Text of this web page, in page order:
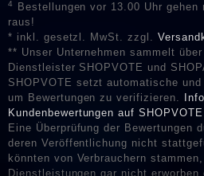
4
Bestellungen vor 13.00 Uhr gehen
raus!
* inkl. gesetzl. MwSt. zzgl.
** Unser Unternehmen sammelt
Dienstleister SHOPVOTE und
SHOPVOTE setzt automatische und
um Bewertungen zu verifizieren.
Kundenbewertungen auf
Eine Überprüfung der Bewertungen
deren Veröffentlichung nicht
könnten von Verbrauchern
Dienstleistungen gar nicht